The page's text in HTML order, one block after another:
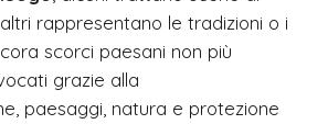
rappresentano le tradizioni o i
scorci paesani non più
grazie alla
paesaggi, natura e protezione